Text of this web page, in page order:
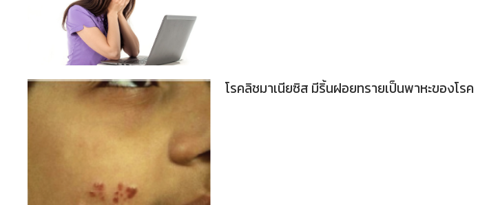
โรคลิชมาเนียซิส มีริ้นฝอยทรายเป็นพาหะของโรค